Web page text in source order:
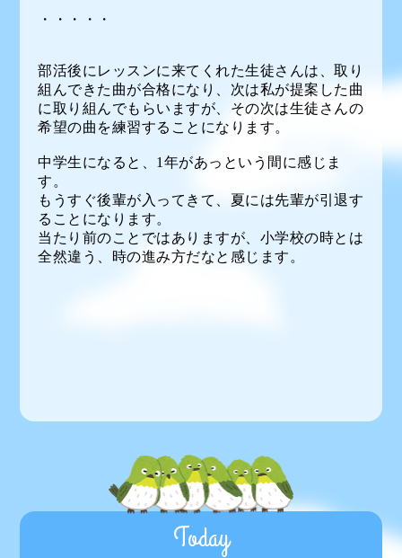
・・・・・
部活後にレッスンに来てくれた生徒さんは、取り
組んできた曲が合格になり、次は私が提案した曲
に取り組んでもらいますが、その次は生徒さんの
希望の曲を練習することになります。
中学生になると、1年があっという間に感じま
す。
もうすぐ後輩が入ってきて、夏には先輩が引退す
ることになります。
当たり前のことではありますが、小学校の時とは
全然違う、時の進み方だなと感じます。
Today